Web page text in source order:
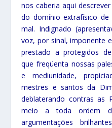
nos caberia aqui
do domínio extrafísico de
mal. Indignado
voz, por sinal, imponente
prestado a protegidos
que freqüenta nossas
e mediunidade,
mestres e santos da
deblaterando contras as
meio a toda ordem
argumentações